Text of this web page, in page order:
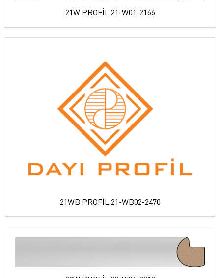
21W PROFİL 21-W01-2166
21WB PROFİL 21-WB02-2470